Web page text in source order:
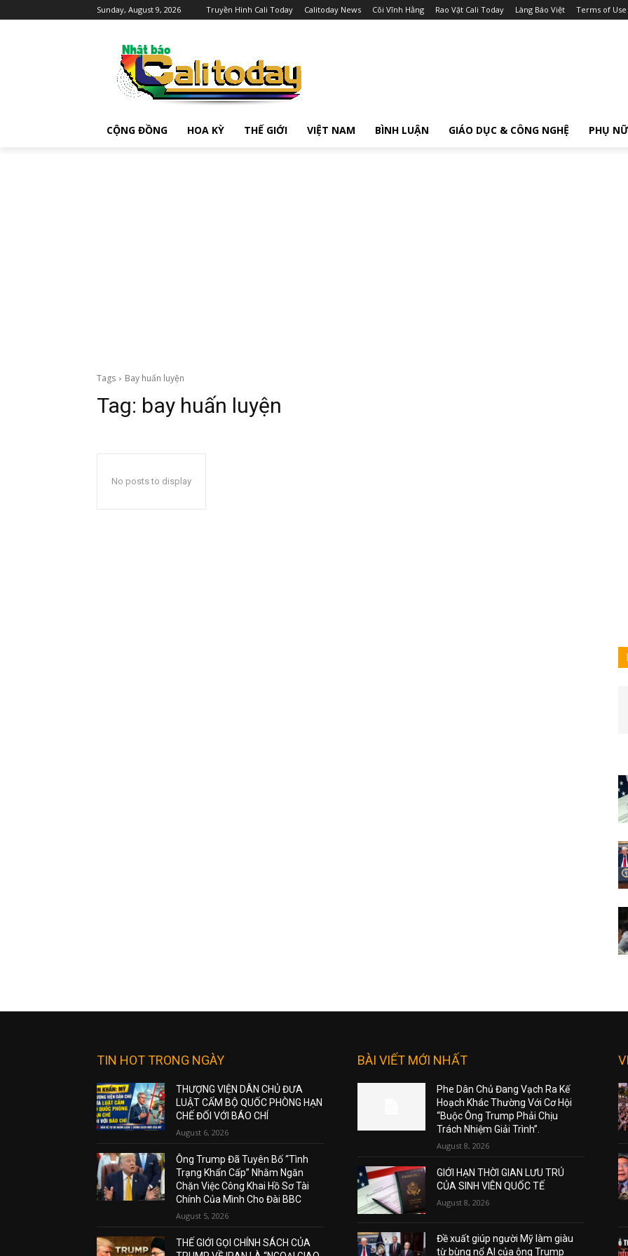
Sunday, August 9, 2026 Truyền Hình Cali Today Calitoday News Cõi Vĩnh Hằng Rao Vặt Cali Today Làng Báo Việt Terms of Use
CỘNG ĐỒNG HOA KỲ THẾ GIỚI VIỆT NAM BÌNH LUẬN GIÁO DỤC & CÔNG NGHỆ PHỤ NỮ
Tags Bay huấn luyện
Tag: bay huấn luyện
No posts to display
TIN HOT TRONG NGÀY
THƯỢNG VIỆN DÂN CHỦ ĐƯA
LUẬT CẤM BỘ QUỐC PHÒNG HẠN
CHẾ ĐỐI VỚI BÁO CHÍ
August 6, 2026
Ông Trump Đã Tuyên Bố “Tình
Trạng Khẩn Cấp” Nhằm Ngăn
Chặn Việc Công Khai Hồ Sơ Tài
Chính Của Mình Cho Đài BBC
August 5, 2026
THẾ GIỚI GỌI CHÍNH SÁCH CỦA
BÀI VIẾT MỚI NHẤT
Phe Dân Chủ Đang Vạch Ra Kế
Hoạch Khác Thường Với Cơ Hội
“Buộc Ông Trump Phải Chịu
Trách Nhiệm Giải Trình”.
August 8, 2026
GIỚI HẠN THỜI GIAN LƯU TRÚ
CỦA SINH VIÊN QUỐC TẾ
August 8, 2026
Đề xuất giúp người Mỹ làm giàu
từ bùng nổ AI của ông Trump